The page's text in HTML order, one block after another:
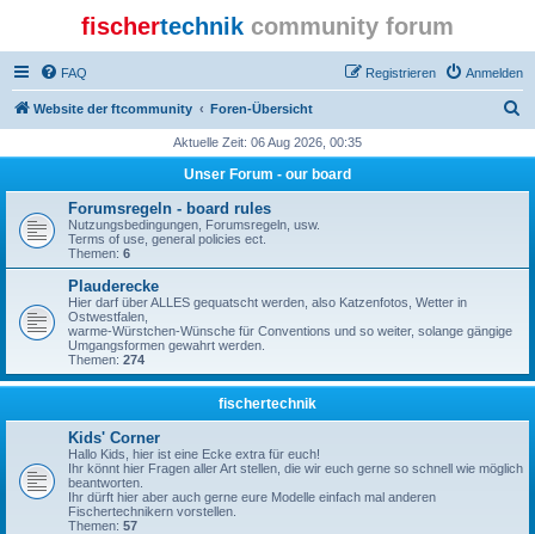
fischertechnik community forum
FAQ Anmelden
Registrieren
Website der ftcommunity Foren-Übersicht
h
Aktuelle Zeit: 06 Aug 2026, 00:35
Unser Forum - our board
Forumsregeln - board rules
Nutzungsbedingungen, Forumsregeln, usw.
Terms of use, general policies ect.
Themen: 6
Plauderecke
Hier darf über ALLES gequatscht werden, also Katzenfotos, Wetter in
Ostwestfalen,
warme-Würstchen-Wünsche für Conventions und so weiter, solange gängige
Umgangsformen gewahrt werden.
Themen: 274
fischertechnik
Kids' Corner
Hallo Kids, hier ist eine Ecke extra für euch!
Ihr könnt hier Fragen aller Art stellen, die wir euch gerne so schnell wie möglich
beantworten.
Ihr dürft hier aber auch gerne eure Modelle einfach mal anderen
Fischertechnikern vorstellen.
Themen: 57